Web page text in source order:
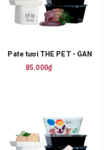
Pate tươi THE PET - GAN
85.000₫